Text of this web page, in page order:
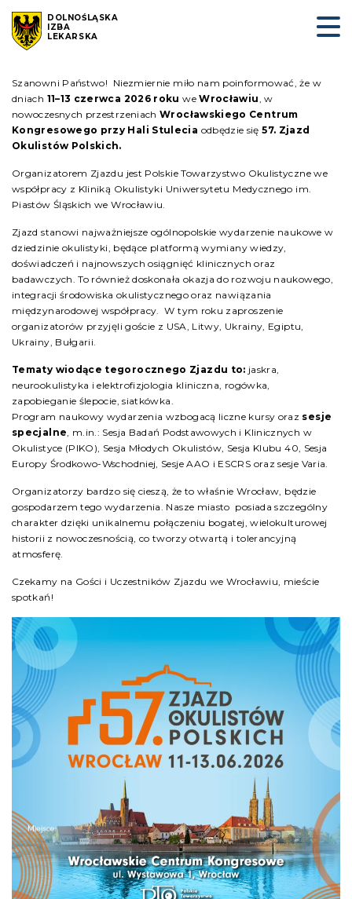
DOLNOŚLĄSKA
IZBA
LEKARSKA
Szanowni Państwo! Niezmiernie miło nam poinformować, że w
dniach 11–13 czerwca 2026 roku weWrocławiu, w
nowoczesnych przestrzeniachWrocławskiego Centrum
Kongresowego przy Hali Stulecia odbędzie się57. Zjazd
Okulistów Polskich.
Organizatorem Zjazdu jest Polskie Towarzystwo Okulistyczne we
współpracy z Kliniką Okulistyki Uniwersytetu Medycznego im.
Piastów Śląskich we Wrocławiu.
Zjazd stanowi najważniejsze ogólnopolskie wydarzenie naukowe w
dziedzinie okulistyki, będące platformą wymiany wiedzy,
doświadczeń i najnowszych osiągnięć klinicznych oraz
badawczych. To również doskonała okazja do rozwoju naukowego,
integracji środowiska okulistycznego oraz nawiązania
międzynarodowej współpracy. W tym roku zaproszenie
organizatorów przyjęli goście z USA, Litwy, Ukrainy, Egiptu,
Ukrainy, Bułgarii.
Tematy wiodące tegorocznego Zjazdu to: jaskra,
neurookulistyka i elektrofizjologia kliniczna, rogówka,
zapobieganie ślepocie, siatkówka.
Program naukowy wydarzenia wzbogacą liczne kursy oraz sesje
specjalne, m.in.: Sesja Badań Podstawowych i Klinicznych w
Okulistyce (PIKO), Sesja Młodych Okulistów, Sesja Klubu 40, Sesja
Europy Środkowo-Wschodniej, Sesje AAO i ESCRS oraz sesje Varia.
Organizatorzy bardzo się cieszą, że to właśnie Wrocław, będzie
gospodarzem tego wydarzenia. Nasze miasto posiada szczególny
charakter dzięki unikalnemu połączeniu bogatej, wielokulturowej
historii z nowoczesnością, co tworzy otwartą i tolerancyjną
atmosferę.
Czekamy na Gości i Uczestników Zjazdu we Wrocławiu, mieście
spotkań!